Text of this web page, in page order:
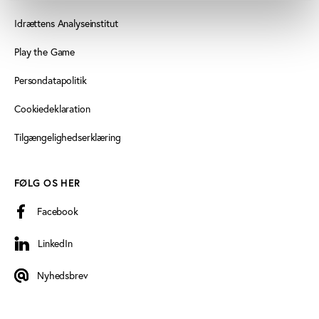
Idrættens Analyseinstitut
Play the Game
Persondatapolitik
Cookiedeklaration
Tilgængelighedserklæring
FØLG OS HER
Facebook
LinkedIn
LinkedIn
Nyhedsbrev
Nyhedsbrev